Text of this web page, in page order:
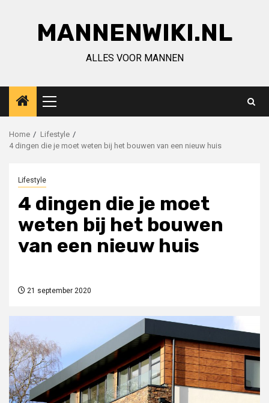
MANNENWIKI.NL
ALLES VOOR MANNEN
Primair
menu
Home
Lifestyle
4 dingen die je moet weten bij het bouwen van een nieuw huis
Lifestyle
4 dingen die je moet
weten bij het bouwen
van een nieuw huis
21 september 2020